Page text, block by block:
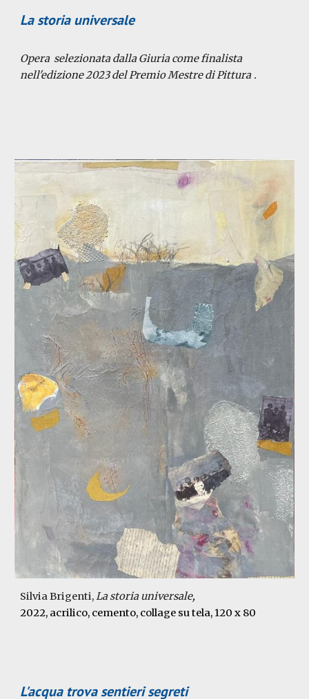
La storia universale
Opera selezionata dalla Giuria come finalista
nell'edizione 2023del Premio Mestre di Pittura .
Silvia Brigenti,La storia universale,
2022, acrilico, cemento, collage su tela, 120 x 80
L'acqua trova sentieri segreti